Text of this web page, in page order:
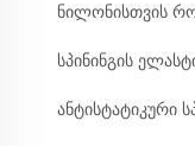
ნილონისთვის
სპინინგის
ანტისტატიკური